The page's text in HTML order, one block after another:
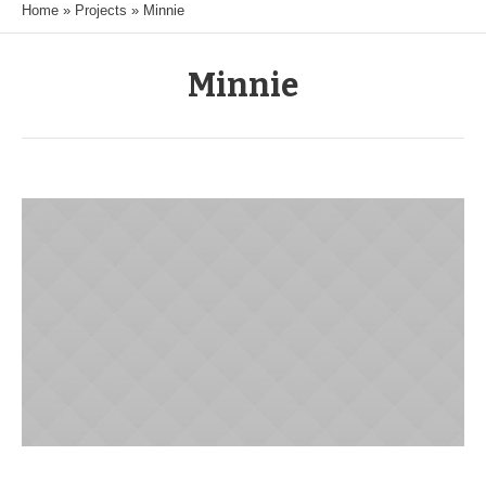
Home » Projects » Minnie
Minnie